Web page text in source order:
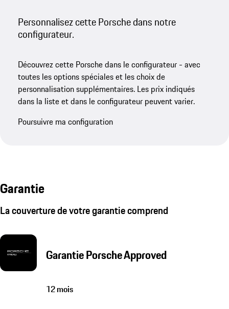
Personnalisez cette Porsche dans notre
configurateur.
Découvrez cette Porsche dans le configurateur - avec
toutes les options spéciales et les choix de
personnalisation supplémentaires. Les prix indiqués
dans la liste et dans le configurateur peuvent varier.
Poursuivre ma configuration
Garantie
La couverture de votre garantie comprend
Garantie Porsche Approved
12 mois